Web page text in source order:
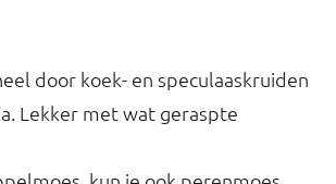
door koek- en speculaaskruiden
Lekker met wat geraspte